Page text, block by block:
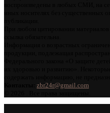
zbr24r@gmail.com